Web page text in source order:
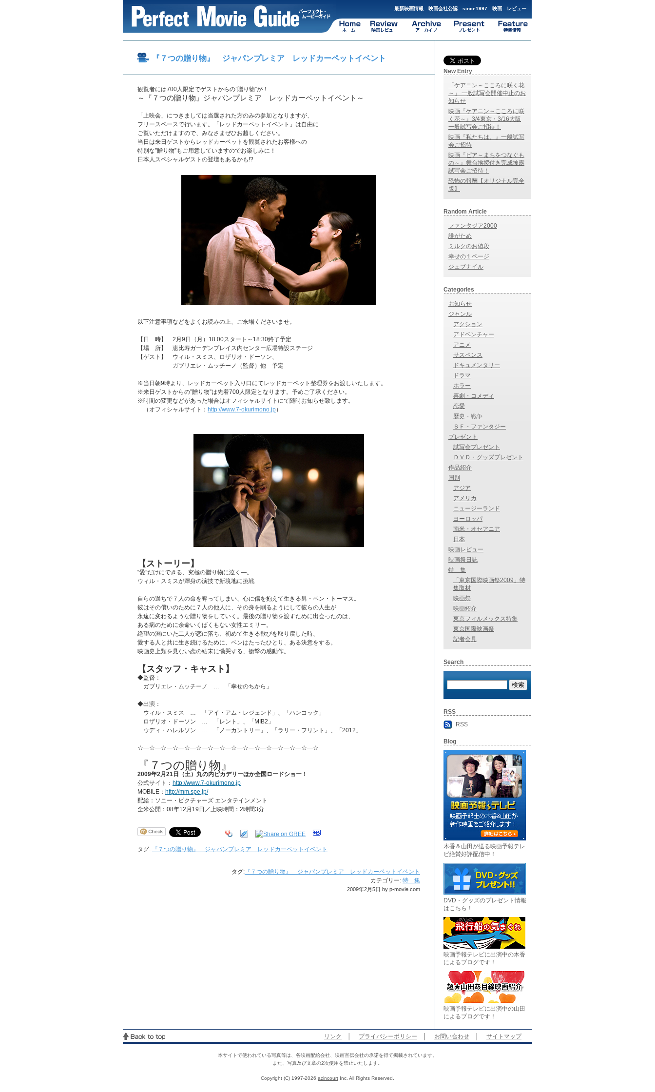
最新映画情報 映画会社公認 since1997 映画 レビュー
『７つの贈り物』 ジャパンプレミア レッドカーペットイベント
観覧者には700人限定でゲストからの”贈り物”が！
～『７つの贈り物』ジャパンプレミア レッドカーペットイベント～
「上映会」につきましては当選された方のみの参加となりますが、
フリースペースで行います。「レッドカーペットイベント」は自由に
ご覧いただけますので、みなさまぜひお越しください。
当日は来日ゲストからレッドカーペットを観覧されたお客様への
特別な”贈り物”もご用意していますのでお楽しみに！
日本人スペシャルゲストの登壇もあるかも!?
以下注意事項などをよくお読みの上、ご来場くださいませ。
【日 時】 2月9日（月）18:00スタート～18:30終了予定
【場 所】 恵比寿ガーデンプレイス内センター広場特設ステージ
【ゲスト】 ウィル・スミス、ロザリオ・ドーソン、
ガブリエレ・ムッチーノ（監督）他 予定
※当日朝9時より、レッドカーペット入り口にてレッドカーペット整理券をお渡しいたします。
※来日ゲストからの”贈り物”は先着700人限定となります。予めご了承ください。
※時間の変更などがあった場合はオフィシャルサイトにて随時お知らせ致します。
（オフィシャルサイト： http://www.7-okurimono.jp）
【ストーリー】
“愛”だけにできる、究極の贈り物に泣く―。
ウィル・スミスが渾身の演技で新境地に挑戦
自らの過ちで７人の命を奪ってしまい、心に傷を抱えて生きる男・ベン・トーマス。
彼はその償いのために７人の他人に、その身を削るようにして彼らの人生が
永遠に変わるような贈り物をしていく。最後の贈り物を渡すために出会ったのは、
ある病のために余命いくばくもない女性エミリー。
絶望の淵にいた二人が恋に落ち、初めて生きる歓びを取り戻した時、
愛する人と共に生き続けるために、ベンはたったひとり、ある決意をする。
映画史上類を見ない恋の結末に慟哭する、衝撃の感動作。
【スタッフ・キャスト】
◆監督：
ガブリエレ・ムッチーノ … 「幸せのちから」
◆出演：
ウィル・スミス … 「アイ・アム・レジェンド」、「ハンコック」
ロザリオ・ドーソン … 「レント」、「MIB2」
ウディ・ハレルソン … 「ノーカントリー」、「ラリー・フリント」、「2012」
☆―☆―☆―☆―☆―☆―☆―☆―☆―☆―☆―☆―☆―☆―☆―☆
『７つの贈り物』
2009年2月21日（土）丸の内ピカデリーほか全国ロードショー！
公式サイト： http://www.7-okurimono.jp
MOBILE： http://mm.spe.jp/
配給：ソニー・ピクチャーズ エンタテインメント
全米公開：08年12月19日／上映時間：2時間3分
タグ: 『７つの贈り物』 ジャパンプレミア レッドカーペットイベント
タグ: 『７つの贈り物』 ジャパンプレミア レッドカーペットイベント
カテゴリー: 特 集
2009年2月5日 by p-movie.com
New Entry
「ケアニン～こころに咲く花
～」 一般試写会開催中止のお
知らせ
映画『ケアニン～こころに咲
く花～』3/4東京・3/16大阪
一般試写会ご招待！
映画『私たちは、』一般試写
会ご招待
映画『ピア～まちをつなぐも
の～』舞台挨拶付き完成披露
試写会ご招待！
恐怖の報酬【オリジナル完全
版】
Random Article
ファンタジア2000
誰がため
ミルクのお値段
幸せの１ページ
ジュブナイル
Categories
お知らせ
ジャンル
アクション
アドベンチャー
アニメ
サスペンス
ドキュメンタリー
ドラマ
ホラー
喜劇・コメディ
恋愛
歴史・戦争
ＳＦ・ファンタジー
プレゼント
試写会プレゼント
ＤＶＤ・グッズプレゼント
作品紹介
国別
アジア
アメリカ
ニュージーランド
ヨーロッパ
南米・オセアニア
日本
映画レビュー
映画祭日誌
特 集
「東京国際映画祭2009」特
集取材
映画祭
映画紹介
東京フィルメックス特集
東京国際映画祭
記者会見
Search
RSS
RSS
Blog
木香＆山田が送る映画予報テレ
ビ絶賛好評配信中！
DVD・グッズのプレゼント情報
はこちら！
映画予報テレビに出演中の木香
によるブログです！
映画予報テレビに出演中の山田
によるブログです！
リンク プライバシーポリシー お問い合わせ サイトマップ
本サイトで使われている写真等は、各映画配給会社、映画宣伝会社の承諾を得て掲載されています。
また、写真及び文章の2次使用を禁止いたします。
Copyright (C) 1997-2026 azincourt Inc. All Rights Reserved.